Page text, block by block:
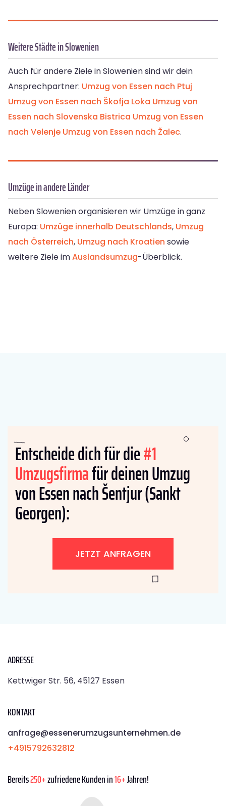
Weitere Städte in Slowenien
Auch für andere Ziele in Slowenien sind wir dein
Ansprechpartner: Umzug von Essen nach Ptuj
Umzug von Essen nach Škofja Loka Umzug von
Essen nach Slovenska Bistrica Umzug von Essen
nach Velenje Umzug von Essen nach Žalec.
Umzüge in andere Länder
Neben Slowenien organisieren wir Umzüge in ganz
Europa: Umzüge innerhalb Deutschlands, Umzug
nach Österreich, Umzug nach Kroatien sowie
weitere Ziele imAuslandsumzug-Überblick.
Entscheide dich für die#1
Umzugsfirmafür deinen Umzug
von Essen nach Šentjur (Sankt
Georgen):
JETZT ANFRAGEN
ADRESSE
Kettwiger Str. 56, 45127 Essen
KONTAKT
anfrage@essenerumzugsunternehmen.de
+4915792632812
Bereits250+zufriedene Kunden in16+Jahren!